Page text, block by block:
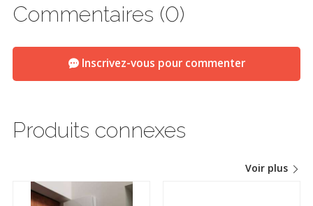
Commentaires (0)
Inscrivez-vous pour commenter
Produits connexes
Voir plus